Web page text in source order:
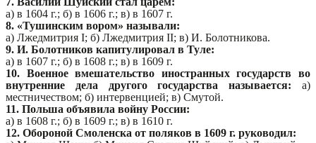
а) в 1604 г.; б) в 1606 г.; в) в 1607 г.
8. «Тушинским вором» называли:
а) Лжедмитрия I; б) Лжедмитрия II; в) И. Болотникова.
9. И. Болотников капитулировал в Туле:
а) в 1607 г.; б) в 1608 г.; в) в 1609 г.
10. Военное вмешательство иностранных государств во
внутренние дела другого государства называется: а)
местничеством; б) интервенцией; в) Смутой.
11. Польша объявила войну России:
а) в 1608 г.; б) в 1609 г.; в) в 1610 г.
12. Обороной Смоленска от поляков в 1609 г. руководил: